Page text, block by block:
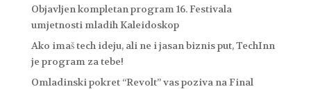
Objavljen kompletan program 16. Festivala
umjetnosti mladih Kaleidoskop
Ako imaš tech ideju, ali ne i jasan biznis put, TechInn
je program za tebe!
Omladinski pokret “Revolt” vas poziva na Final